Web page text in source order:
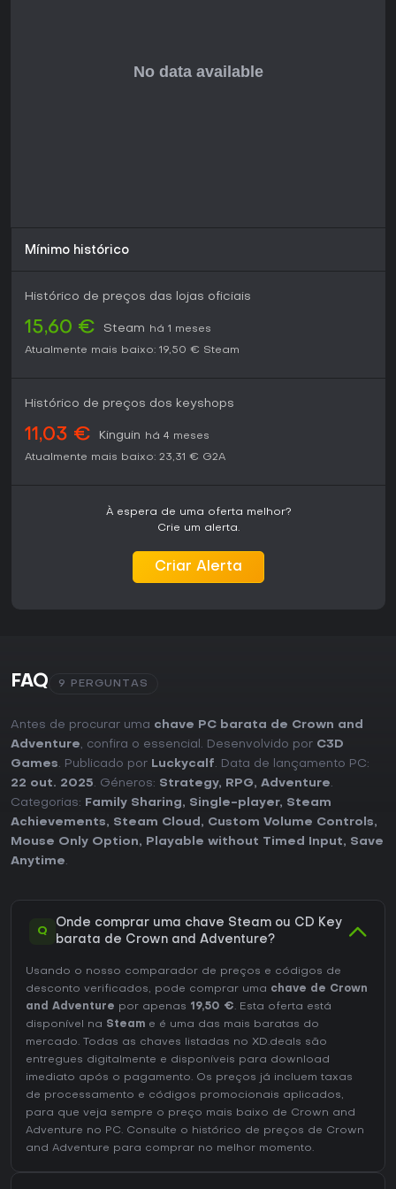
Mínimo histórico
Histórico de preços das lojas oficiais
15,60 € Steam
há 1 meses
Atualmente mais baixo: 19,50 € Steam
Histórico de preços dos keyshops
11,03 € Kinguin
há 4 meses
Atualmente mais baixo: 23,31 € G2A
À espera de uma oferta melhor?
Crie um alerta.
Criar Alerta
FAQ 9 PERGUNTAS
Antes de procurar uma chave PC barata de Crown and
Adventure, confira o essencial. Desenvolvido por C3D
Games. Publicado por Luckycalf. Data de lançamento PC:
22 out. 2025. Géneros: Strategy, RPG, Adventure.
Categorias:
Family Sharing, Single-player, Steam
Achievements, Steam Cloud , Custom Volume Controls,
Mouse Only Option, Playable without Timed Input, Save
Anytime.
Q
Onde comprar uma chave Steam ou CD Key
barata de Crown and Adventure?
Usando o nosso comparador de preços e códigos de
desconto verificados, pode comprar uma chave de Crown
and Adventure por apenas 19,50 €. Esta oferta está
disponível na Steam e é uma das mais baratas do
mercado. Todas as chaves listadas no XD.deals são
entregues digitalmente e disponíveis para download
imediato após o pagamento. Os preços já incluem taxas
de processamento e códigos promocionais aplicados,
para que veja sempre o preço mais baixo de Crown and
Adventure no PC. Consulte o histórico de preços de Crown
and Adventure para comprar no melhor momento.